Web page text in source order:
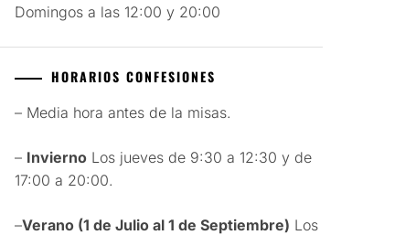
Domingos a las 12:00 y 20:00
HORARIOS CONFESIONES
– Media hora antes de la misas.
– Invierno Los jueves de 9:30 a 12:30 y de
17:00 a 20:00.
–Verano (1 de Julio al 1 de Septiembre) Los